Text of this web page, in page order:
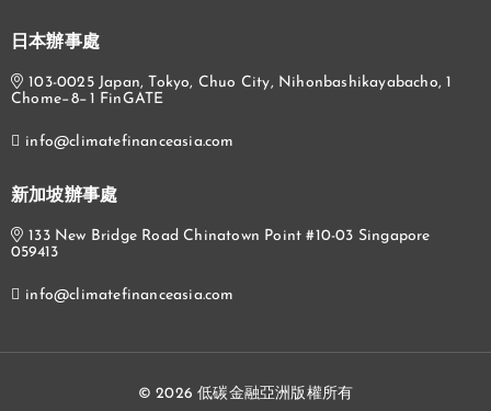
日本辦事處
103-0025 Japan, Tokyo, Chuo City, Nihonbashikayabacho, 1
Chome−8−1 FinGATE
info@climatefinanceasia.com
新加坡辦事處
133 New Bridge Road Chinatown Point #10-03 Singapore
059413
info@climatefinanceasia.com
© 2026 低碳金融亞洲版權所有